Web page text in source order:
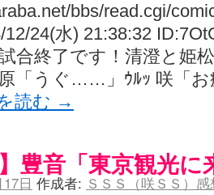
bbs/read.cgi/
12/24(水) 21:38:32
合終了です！清澄と姫
「うぐ……」ｳﾙｯ 咲「お
読む →
豊音「東京観光
日 作成者: ＳＳＳ（咲ＳＳ）